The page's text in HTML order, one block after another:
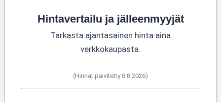
Hintavertailu ja jälleenmyyjät
Tarkasta ajantasainen hinta aina
verkkokaupasta.
(Hinnat päivitetty 8.8.2026)